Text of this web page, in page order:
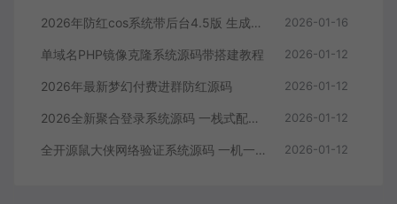
2026年防红cos系统带后台4.5版 生成链接全套防红 2026-01-16
单域名PHP镜像克隆系统源码带搭建教程 2026-01-12
2026年最新梦幻付费进群防红源码 2026-01-12
2026全新聚合登录系统源码 一栈式配置全部快捷登录接口带搭建教程 2026-01-12
全开源鼠大侠网络验证系统源码 一机一码授权验证带搭建教程 2026-01-12